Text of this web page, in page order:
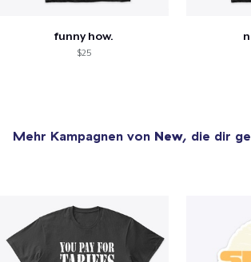
funny how.
$25
Mehr Kampagnen von New, die dir